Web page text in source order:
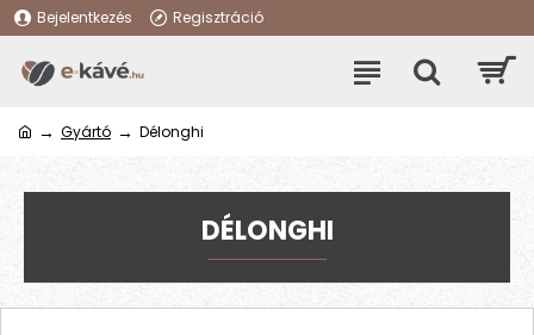
Bejelentkezés Regisztráció
Gyártó Délonghi
DÉLONGHI